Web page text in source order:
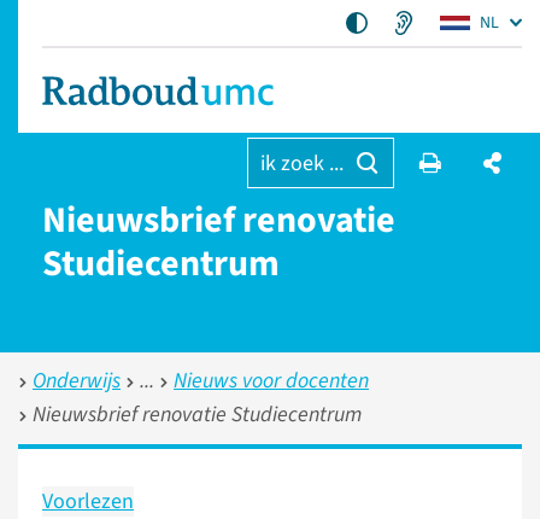
NL
ik zoek ...
Nieuwsbrief renovatie
Studiecentrum
Onderwijs
Nieuws voor docenten
Nieuwsbrief renovatie Studiecentrum
Voorlezen